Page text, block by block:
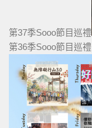
第37季Sooo節目巡禮
第36季Sooo節目巡禮